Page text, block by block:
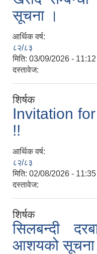
सूचना ।
आर्थिक वर्ष:
८२/८३
मिति: 03/09/2026 - 11:12
दस्तावेज:
शिर्षक
Invitation
!!
आर्थिक वर्ष:
८२/८३
मिति: 02/08/2026 - 11:35
दस्तावेज:
शिर्षक
सिलबन्दी
आशयको सूचना